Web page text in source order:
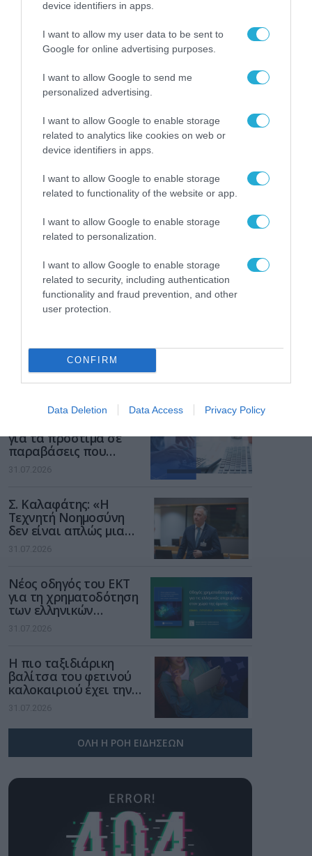
device identifiers in apps.
I want to allow my user data to be sent to
Google for online advertising purposes.
I want to allow Google to send me
personalized advertising.
I want to allow Google to enable storage
related to analytics like cookies on web or
device identifiers in apps.
I want to allow Google to enable storage
related to functionality of the website or app.
I want to allow Google to enable storage
related to personalization.
I want to allow Google to enable storage
related to security, including authentication
functionality and fraud prevention, and other
user protection.
CONFIRM
Data Deletion Data Access Privacy Policy
ΡΟΗ ΕΙΔΗΣΕΩΝ
Το χρηματοδοτούμενο
από την ΕΕ έργο “The
Gaming Police”
ενισχύει την ασφάλεια
διαδίκτυο
για τα πρόστιμα σε
παραβάσεις που
αφορούν τους ΦΗΜ
31.07.2026
Σ. Καλαφάτης: «Η
Τεχνητή Νοημοσύνη
δεν είναι απλώς μια
νέα τεχνολογία, είναι
μια νέα βιομηχανική
31.07.2026
Νέος οδηγός του ΕΚΤ
για τη χρηματοδότηση
των ελληνικών
επιχειρήσεων στον
χώρο της άμυνας
31.07.2026
Η πιο ταξιδιάρικη
βαλίτσα του φετινού
καλοκαιριού έχει την
υπογραφή της Xiaomi
31.07.2026
ΟΛΗ Η ΡΟΗ ΕΙΔΗΣΕΩΝ